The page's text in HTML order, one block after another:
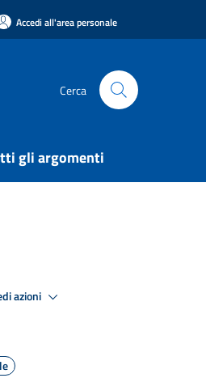
Accedi all'area personale
Cerca
gli argomenti
azioni